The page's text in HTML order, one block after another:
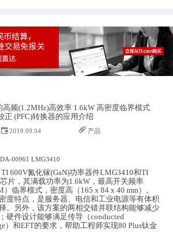
高频(1.2MHz)高效率 1.6kW 高密度临界模式
正 (PFC)转换器的应用介绍
2019.09.04
产品
00961 LMG3410
600V氮化镓(GaN)功率器件LMG3410和TI
片，其满载功率为1.6kW，最高开关频率
临界模式，密度高（165 x 84 x 40 mm）。
度特点，是服务器、电信和工业电源等有体积
。另外，该方案的两相交错并联结构能够减少
硬件设计能够满足传导（conducted
）和EFT的要求，帮助工程师实现80 Plus钛金